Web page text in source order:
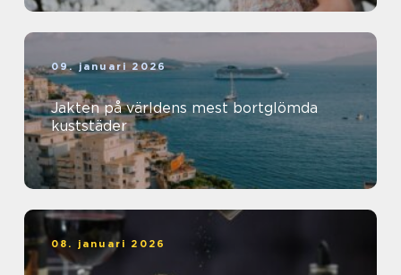
09. januari 2026
Jakten på världens mest bortglömda
kuststäder
08. januari 2026